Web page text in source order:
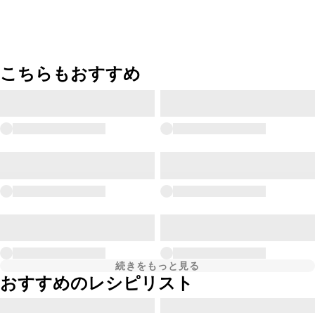
こちらもおすすめ
続きをもっと見る
おすすめのレシピリスト